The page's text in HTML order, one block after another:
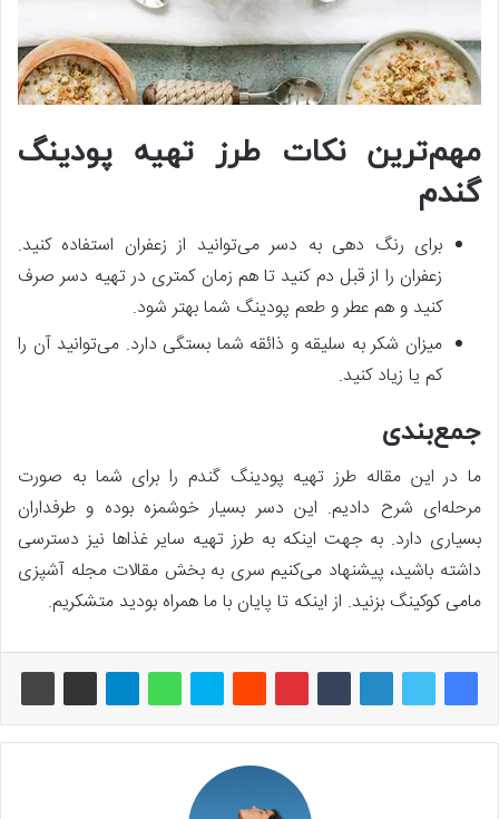
مهم‌ترین نکات طرز تهیه پودینگ
گندم
برای رنگ دهی به دسر می‌توانید از زعفران استفاده کنید.
زعفران را از قبل دم کنید تا هم زمان کمتری در تهیه دسر صرف
کنید و هم عطر و طعم پودینگ شما بهتر شود.
میزان شکر به سلیقه و ذائقه شما بستگی دارد. می‌توانید آن را
کم یا زیاد کنید.
جمع‌بندی
ما در این مقاله طرز تهیه پودینگ گندم را برای شما به صورت
مرحله‌ای شرح دادیم. این دسر بسیار خوشمزه بوده و طرفداران
بسیاری دارد. به جهت اینکه به طرز تهیه سایر غذاها نیز دسترسی
داشته باشید، پیشنهاد می‌کنیم سری به بخش مقالات مجله آشپزی
مامی کوکینگ بزنید. از اینکه تا پایان با ما همراه بودید متشکریم.